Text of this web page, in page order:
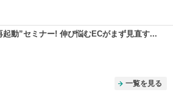
起動”セミナー! 伸び悩むECがまず見直す...
一覧を見る